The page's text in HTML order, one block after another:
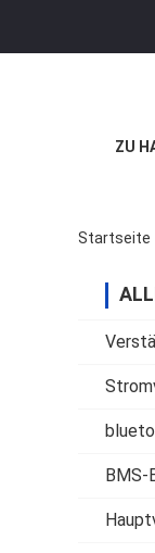
ZU
Startseite